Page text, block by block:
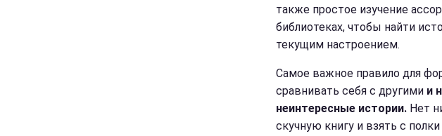
также простое изучение
библиотеках, чтобы найти
текущим настроением.
Самое важное правило для
сравнивать себя с другими и
неинтересные истории. Нет
скучную книгу и взять с